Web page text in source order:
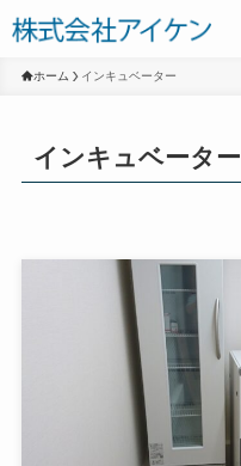
ホーム インキュベーター
インキュベーター